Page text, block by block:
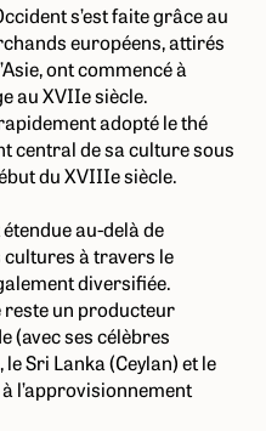
s’est faite grâce au
européens, attirés
ont commencé à
au XVIIe siècle.
adopté le thé
central de sa culture sous
du XVIIIe siècle.
au-delà de
cultures à travers le
diversifiée.
reste un producteur
(avec ses célèbres
Sri Lanka (Ceylan) et le
l’approvisionnement